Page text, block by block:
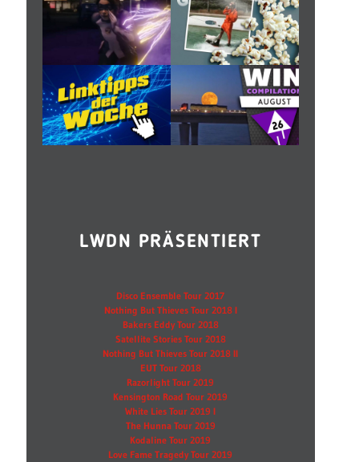
LWDN PRÄSENTIERT
Disco Ensemble Tour 2017
Nothing But Thieves Tour 2018 I
Bakers Eddy Tour 2018
Satellite Stories Tour 2018
Nothing But Thieves Tour 2018 II
EUT Tour 2018
Razorlight Tour 2019
Kensington Road Tour 2019
White Lies Tour 2019 I
The Hunna Tour 2019
Kodaline Tour 2019
Love Fame Tragedy Tour 2019